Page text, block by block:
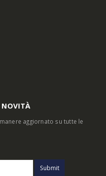
NOVITÀ
aggiornato su tutte le